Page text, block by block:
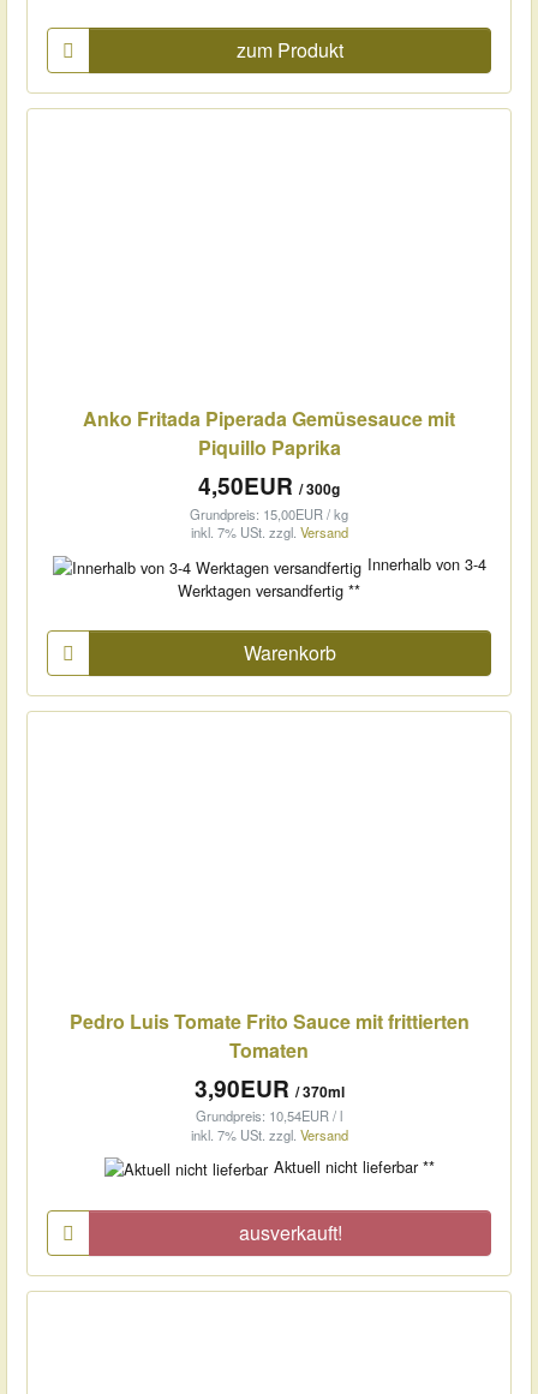
zum Produkt
Anko Fritada Piperada Gemüsesauce mit
Piquillo Paprika
4,50EUR / 300g
Grundpreis: 15,00EUR / kg
inkl. 7% USt. zzgl. Versand
Innerhalb von 3-4
Werktagen versandfertig **
Warenkorb
Pedro Luis Tomate Frito Sauce mit frittierten
Tomaten
3,90EUR / 370ml
Grundpreis: 10,54EUR / l
inkl. 7% USt. zzgl. Versand
Aktuell nicht lieferbar **
ausverkauft!